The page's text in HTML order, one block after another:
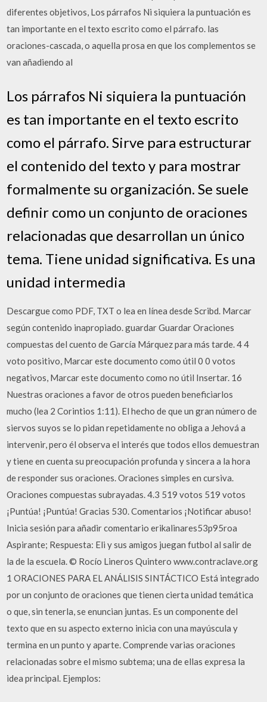
diferentes objetivos, Los párrafos Ni siquiera la puntuación es
tan importante en el texto escrito como el párrafo. las
oraciones-cascada, o aquella prosa en que los complementos se
van añadiendo al
Los párrafos Ni siquiera la puntuación
es tan importante en el texto escrito
como el párrafo. Sirve para estructurar
el contenido del texto y para mostrar
formalmente su organización. Se suele
definir como un conjunto de oraciones
relacionadas que desarrollan un único
tema. Tiene unidad significativa. Es una
unidad intermedia
Descargue como PDF, TXT o lea en línea desde Scribd. Marcar
según contenido inapropiado. guardar Guardar Oraciones
compuestas del cuento de García Márquez para más tarde. 4 4
voto positivo, Marcar este documento como útil 0 0 votos
negativos, Marcar este documento como no útil Insertar. 16
Nuestras oraciones a favor de otros pueden beneficiarlos
mucho (lea 2 Corintios 1:11). El hecho de que un gran número de
siervos suyos se lo pidan repetidamente no obliga a Jehová a
intervenir, pero él observa el interés que todos ellos demuestran
y tiene en cuenta su preocupación profunda y sincera a la hora
de responder sus oraciones. Oraciones simples en cursiva.
Oraciones compuestas subrayadas. 4.3 519 votos 519 votos
¡Puntúa! ¡Puntúa! Gracias 530. Comentarios ¡Notificar abuso!
Inicia sesión para añadir comentario erikalinares53p95roa
Aspirante; Respuesta: Eli y sus amigos juegan futbol al salir de
la de la escuela. © Rocío Lineros Quintero www.contraclave.org
1 ORACIONES PARA EL ANÁLISIS SINTÁCTICO Está integrado
por un conjunto de oraciones que tienen cierta unidad temática
o que, sin tenerla, se enuncian juntas. Es un componente del
texto que en su aspecto externo inicia con una mayúscula y
termina en un punto y aparte. Comprende varias oraciones
relacionadas sobre el mismo subtema; una de ellas expresa la
idea principal. Ejemplos: